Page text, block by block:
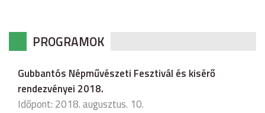
PROGRAMOK
Gubbantós Népművészeti Fesztivál és kisérő
rendezvényei 2018.
Időpont: 2018. augusztus. 10.